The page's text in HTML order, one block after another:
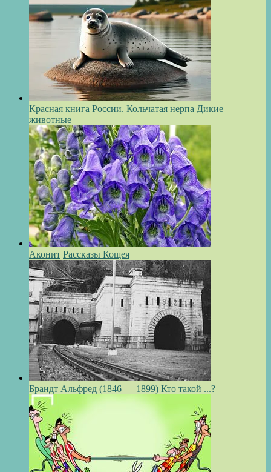
Красная книга России. Кольчатая нерпа Дикие
животные
Аконит Рассказы Кощея
Брандт Альфред (1846 — 1899) Кто такой ...?